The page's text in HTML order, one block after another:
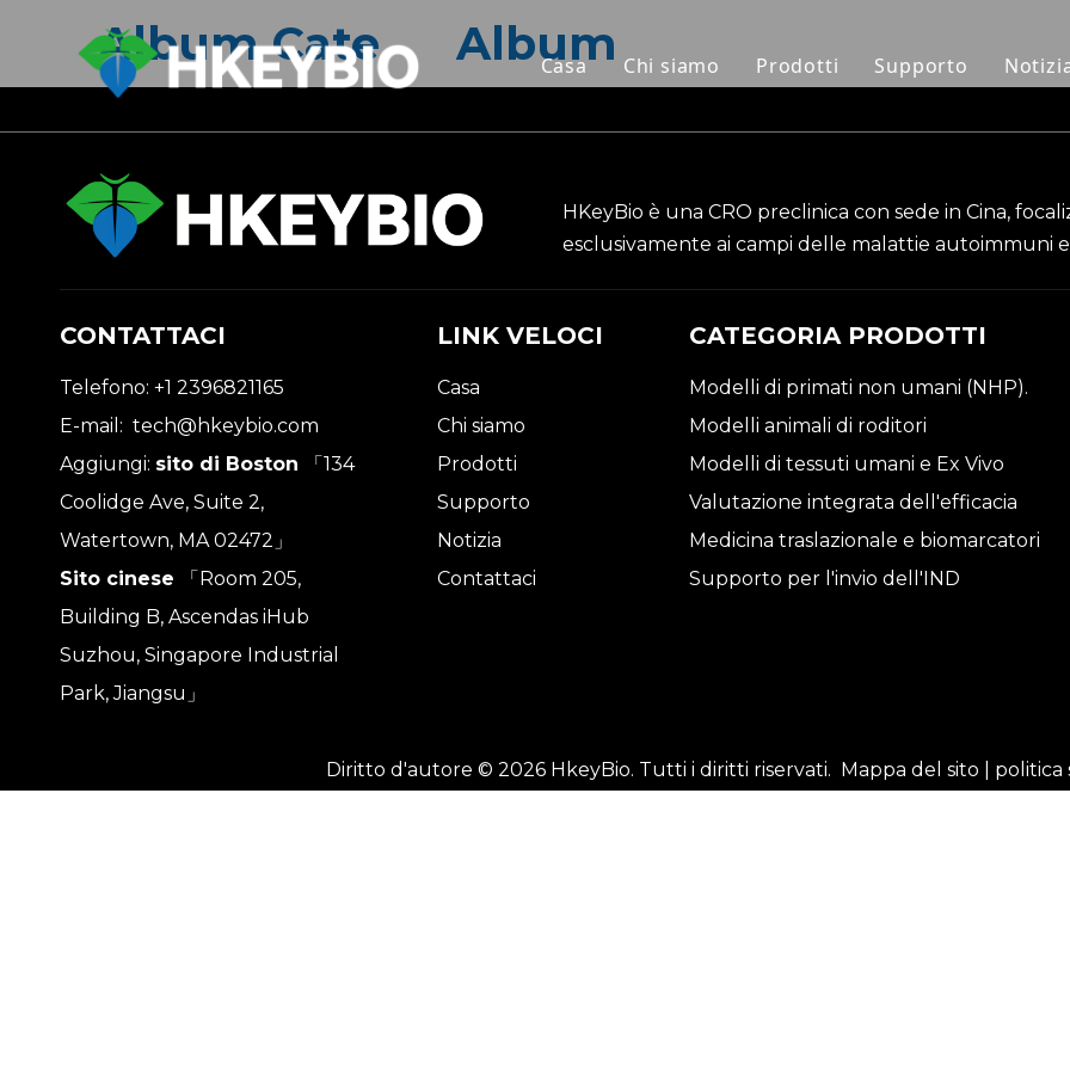
Casa Chi siamo Prodotti
Modelli di tessuti umani e Ex
Medicina traslazionale e
Supporto per l'invio dell'IND
Supporto
Domande
Album Cate Album
HKeyBio è una CRO preclinica con sede in Cina,
esclusivamente ai campi delle malattie autoimmuni
CONTATTACI
Telefono: +1 2396821165
E-mail: tech@hkeybio.com
Aggiungi: sito di Boston
「134
Coolidge Ave, Suite 2,
Watertown, MA 02472」
Sito cinese
「Room 205,
Building B, Ascendas iHub
Suzhou, Singapore Industrial
Park, Jiangsu」
LINK VELOCI
Casa
Chi siamo
Prodotti
Supporto
Notizia
Contattaci
CATEGORIA PRODOTTI
Modelli di primati non umani (NHP).
Modelli animali di roditori
Modelli di tessuti umani e Ex Vivo
Valutazione integrata dell'efficacia
Medicina traslazionale e biomarcatori
Supporto per l'invio dell'IND
Diritto d'autore © 2026HkeyBio. Tutti i diritti riservati. Mappa del sito politica